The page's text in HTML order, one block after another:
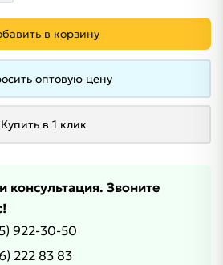
в корзину
оптовую цену
Купить в 1 клик
консультация. Звоните
922-30-50
222 83 83